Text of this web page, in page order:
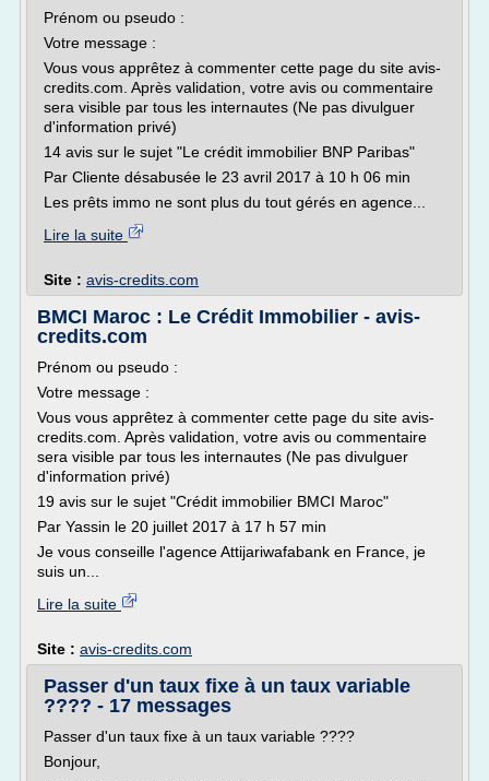
Prénom ou pseudo :
Votre message :
Vous vous apprêtez à commenter cette page du site avis-
credits.com. Après validation, votre avis ou commentaire
sera visible par tous les internautes (Ne pas divulguer
d'information privé)
14 avis sur le sujet "Le crédit immobilier BNP Paribas"
Par Cliente désabusée le 23 avril 2017 à 10 h 06 min
Les prêts immo ne sont plus du tout gérés en agence...
Lire la suite
Site : avis-credits.com
BMCI Maroc : Le Crédit Immobilier - avis-
credits.com
Prénom ou pseudo :
Votre message :
Vous vous apprêtez à commenter cette page du site avis-
credits.com. Après validation, votre avis ou commentaire
sera visible par tous les internautes (Ne pas divulguer
d'information privé)
19 avis sur le sujet "Crédit immobilier BMCI Maroc"
Par Yassin le 20 juillet 2017 à 17 h 57 min
Je vous conseille l'agence Attijariwafabank en France, je
suis un...
Lire la suite
Site : avis-credits.com
Passer d'un taux fixe à un taux variable
???? - 17 messages
Passer d'un taux fixe à un taux variable ????
Bonjour,